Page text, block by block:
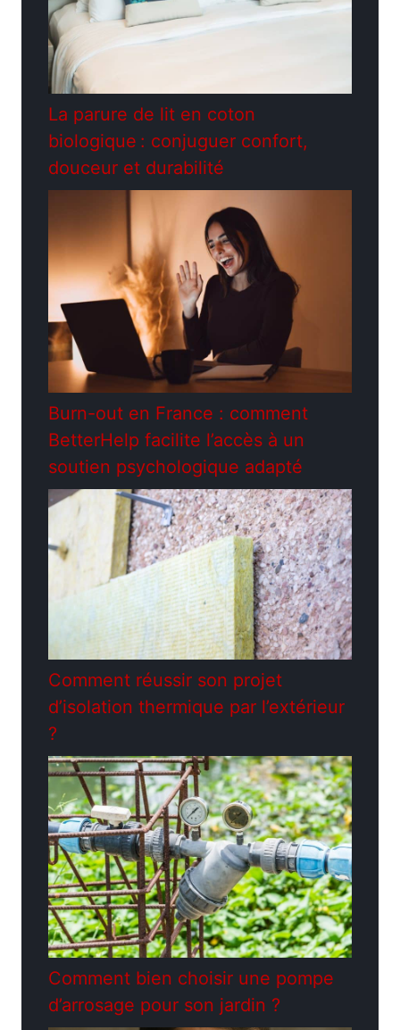
La parure de lit en coton
biologique : conjuguer confort,
douceur et durabilité
Burn-out en France : comment
BetterHelp facilite l’accès à un
soutien psychologique adapté
Comment réussir son projet
d’isolation thermique par l’extérieur
?
Comment bien choisir une pompe
d’arrosage pour son jardin ?